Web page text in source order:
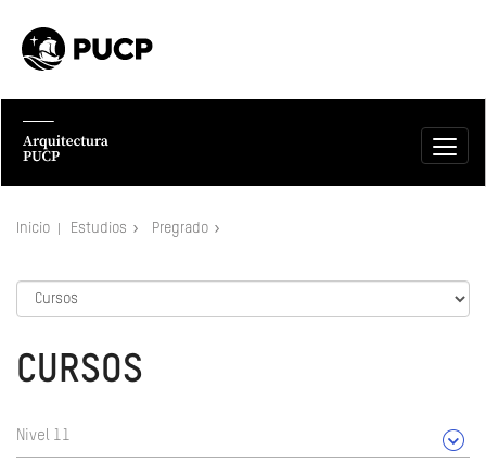
Inicio Estudios Pregrado
CURSOS
Nivel 11